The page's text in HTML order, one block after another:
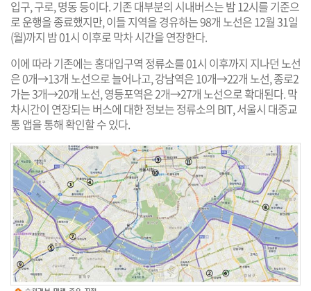
입구, 구로, 명동 등이다. 기존 대부분의 시내버스는 밤 12시를 기준으
로 운행을 종료했지만, 이들 지역을 경유하는 98개 노선은 12월 31일
(월)까지 밤 01시 이후로 막차 시간을 연장한다.
이에 따라 기존에는 홍대입구역 정류소를 01시 이후까지 지나던 노선
은 0개→13개 노선으로 늘어나고, 강남역은 10개→22개 노선, 종로2
가는 3개→20개 노선, 영등포역은 2개→27개 노선으로 확대된다. 막
차시간이 연장되는 버스에 대한 정보는 정류소의 BIT, 서울시 대중교
통 앱을 통해 확인할 수 있다.